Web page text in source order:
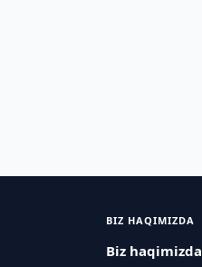
BIZ HAQIMIZDA
Biz haqimizda